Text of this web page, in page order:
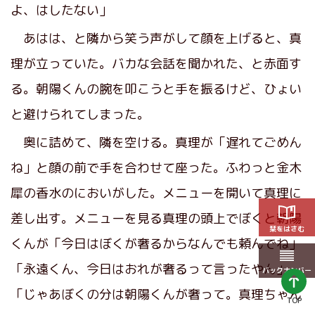
よ、はしたない」
あはは、と隣から笑う声がして顔を上げると、真
理が立っていた。バカな会話を聞かれた、と赤面す
る。朝陽くんの腕を叩こうと手を振るけど、ひょい
と避けられてしまった。
奥に詰めて、隣を空ける。真理が「遅れてごめん
ね」と顔の前で手を合わせて座った。ふわっと金木
犀の香水のにおいがした。メニューを開いて真理に
差し出す。メニューを見る真理の頭上でぼくと朝陽
くんが「今日はぼくが奢るからなんでも頼んでね」
「永遠くん、今日はおれが奢るって言ったやん」
「じゃあぼくの分は朝陽くんが奢って。真理ちゃん
栞をはさむ
バックナンバー
TOP